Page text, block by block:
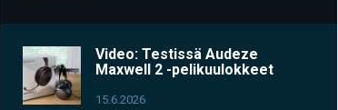
Video: Testissä Audeze
Maxwell 2 -pelikuulokkeet
15.6.2026